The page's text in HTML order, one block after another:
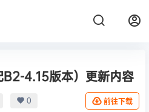
4.15版本）更新内容
0 前往下载